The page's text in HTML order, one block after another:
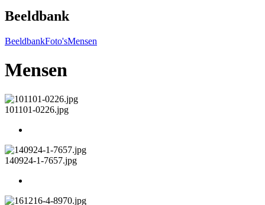
Beeldbank
BeeldbankFoto'sMensen
Mensen
101101-0226.jpg
140924-1-7657.jpg